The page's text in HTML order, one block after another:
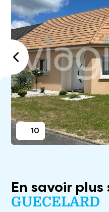
10
En savoir plus
GUECELARD